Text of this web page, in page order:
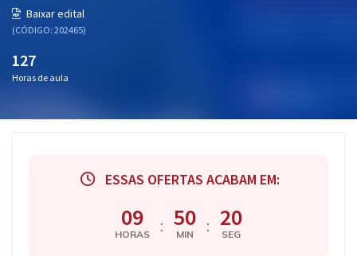
Blog
Aprovados
Baixar edital
(CÓDIGO: 202465)
127
Horas de aula
ESSAS OFERTAS ACABAM EM:
09
HORAS : 50
MIN : 19
SEG